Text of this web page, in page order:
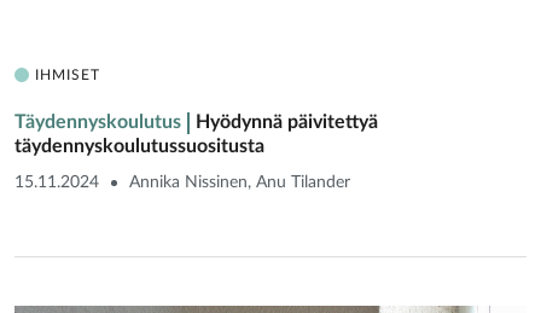
IHMISET
Täydennyskoulutus
Hyödynnä päivitettyä
täydennyskoulutussuositusta
15.11.2024 Annika Nissinen, Anu Tilander